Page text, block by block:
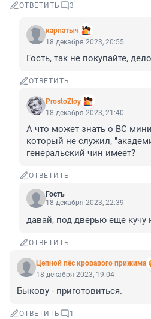
ОТВЕТИТЬ 3
карпатыч
18 декабря 2023, 20:55
Гость, так не покупайте,
ОТВЕТИТЬ
ProstoZloy
18 декабря 2023, 21:40
А что может знать о ВС
который не служил,
генеральский чин имеет?
ОТВЕТИТЬ
Гость
18 декабря 2023, 22:39
давай, под дверью еще кучу
ОТВЕТИТЬ
Цепной пёс кровавого прижима
18 декабря 2023, 19:04
Быкову - приготовиться.
ОТВЕТИТЬ 1